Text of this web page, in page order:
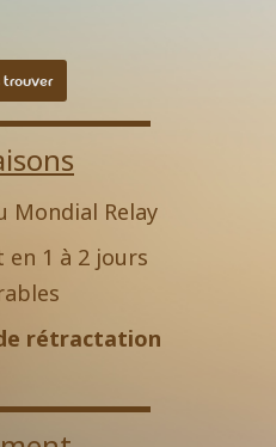
trouver
Mondial Relay
1 à 2 jours
rétractation